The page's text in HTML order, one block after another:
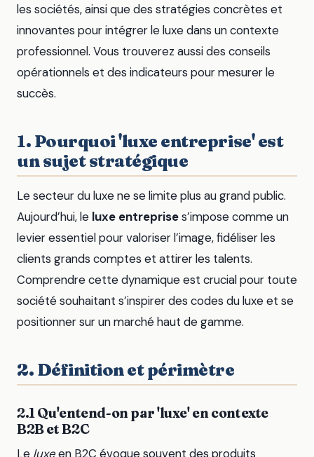
les sociétés, ainsi que des stratégies concrètes et
innovantes pour intégrer le luxe dans un contexte
professionnel. Vous trouverez aussi des conseils
opérationnels et des indicateurs pour mesurer le
succès.
1. Pourquoi 'luxe entreprise' est
un sujet stratégique
Le secteur du luxe ne se limite plus au grand public.
Aujourd’hui, le luxe entreprises’impose comme un
levier essentiel pour valoriser l’image, fidéliser les
clients grands comptes et attirer les talents.
Comprendre cette dynamique est crucial pour toute
société souhaitant s’inspirer des codes du luxe et se
positionner sur un marché haut de gamme.
2. Définition et périmètre
2.1 Qu'entend-on par 'luxe' en contexte
B2B et B2C
Le luxeen B2C évoque souvent des produits